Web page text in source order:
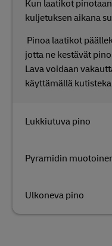
Lukkiutuva pino
Pyramidin
Ulkoneva pino
Kun laatikot
kuljetuksen aikana
Pinoa laatikot
jotta ne kestävät
Lava voidaan
käyttämällä